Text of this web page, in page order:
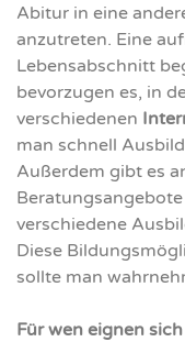
Abitur in eine
anzutreten. Eine
Lebensabschnitt
bevorzugen es, in
verschiedenen
man schnell
Außerdem gibt es
verschiedene
Diese
sollte man
Für wen eignen